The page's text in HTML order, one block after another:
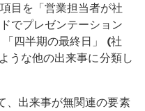
目を「営業担当者が社
でプレゼンテーション
四半期の最終日」 (社
うな他の出来事に分類し
、出来事が無関連の要素